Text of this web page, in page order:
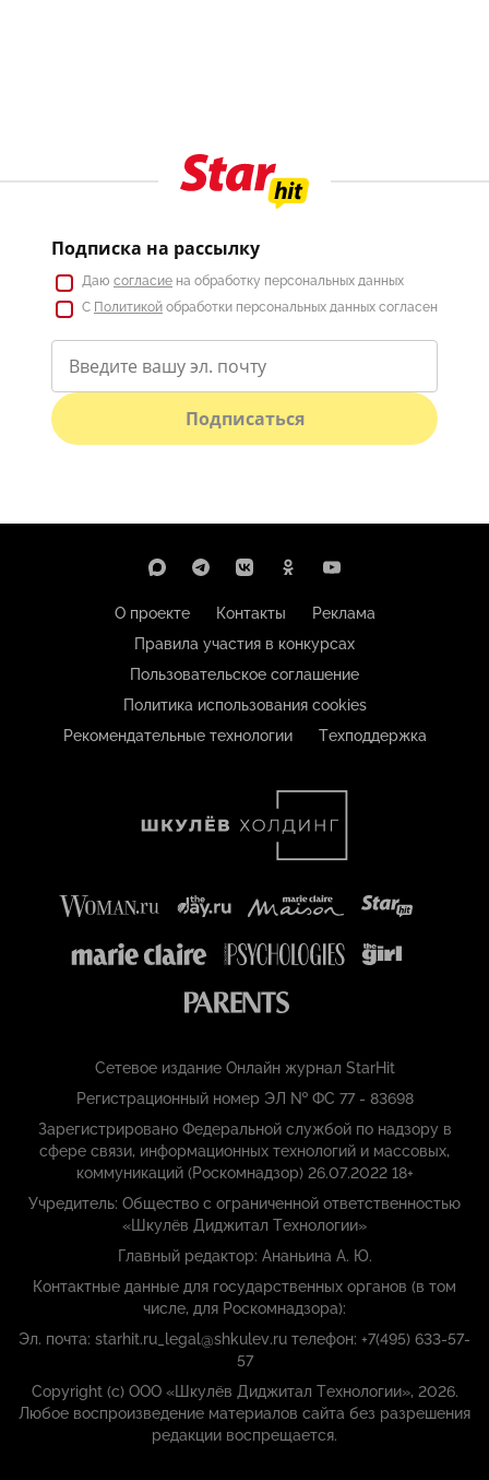
Подписка на рассылку
Даю согласие на обработку персональных данных
С Политикой обработки персональных данных согласен
Подписаться
О проекте Контакты
Реклама
Правила участия в конкурсах
Пользовательское соглашение
Политика использования cookies
Рекомендательные технологии
Техподдержка
Сетевое издание Онлайн журнал StarHit
Регистрационный номер ЭЛ № ФС 77 - 83698
Зарегистрировано Федеральной службой по надзору в
сфере связи, информационных технологий и массовых,
коммуникаций (Роскомнадзор) 26.07.2022 18+
Учредитель: Общество с ограниченной ответственностью
«Шкулёв Диджитал Технологии»
Главный редактор: Ананьина А. Ю.
Контактные данные для государственных органов (в том
числе, для Роскомнадзора):
Эл. почта: starhit.ru_legal@shkulev.ru телефон: +7(495) 633-57-
57
Copyright (с) ООО «Шкулёв Диджитал Технологии», 2026.
Любое воспроизведение материалов сайта без разрешения
редакции воспрещается.